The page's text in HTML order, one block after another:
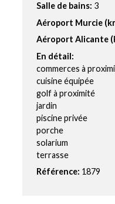
Salle de bains: 3
Aéroport Murcie
Aéroport Alicante
En détail:
commerces à
cuisine équipée
golf à proximité
jardin
piscine privée
porche
solarium
terrasse
Référence: 1879